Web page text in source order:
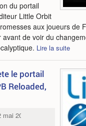
du portail
Little Orbit
aux joueurs de
de voir du
Lire la suite
le portail
Reloaded,
mai 2018